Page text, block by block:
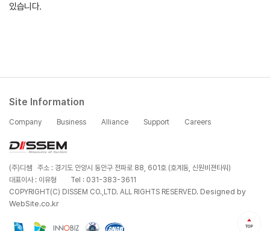
있습니다.
Site Information
Company Business Alliance Support Careers
(주)디쌤 주소 : 경기도 안양시 동안구 전파로 88, 601호 (호계동, 신원비젼타워)
대표이사 : 이유형
Tel : 031-383-3611
COPYRIGHT(C) DISSEM CO.,LTD. ALL RIGHTS RESERVED. Designed by
WebSite.co.kr